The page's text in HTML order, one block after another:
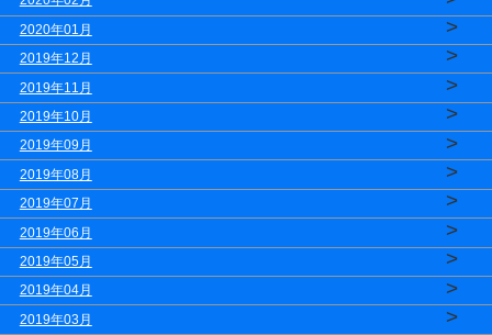
2020年01月 >
2019年12月 >
2019年11月 >
2019年10月 >
2019年09月 >
2019年08月 >
2019年07月 >
2019年06月 >
2019年05月 >
2019年04月 >
2019年03月 >